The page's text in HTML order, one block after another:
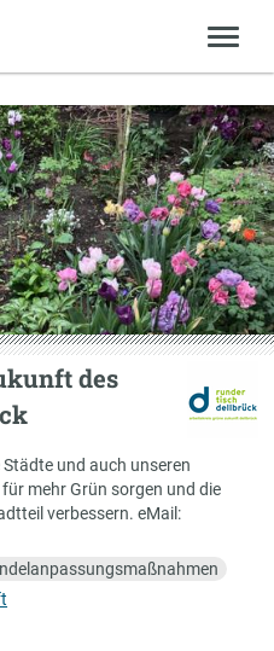
des
und auch unseren
mehr Grün sorgen und die
verbessern. eMail: